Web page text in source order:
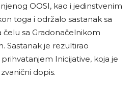
OOSI, kao i jedinstvenim
toga i održalo sastanak sa
sa Gradonačelnikom
Sastanak je rezultirao
Inicijative, koja je
dopis.